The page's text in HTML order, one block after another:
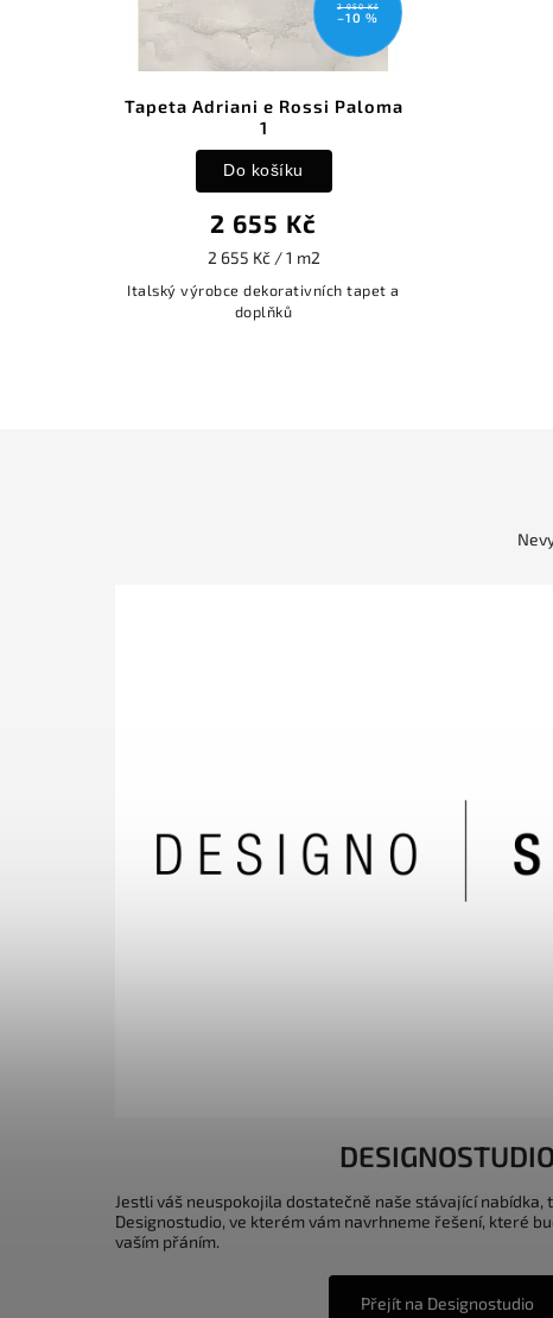
2 950 Kč
–10 %
Tapeta Adriani e Rossi Paloma
1
2 655 Kč
2 655 Kč / 1 m2
Do košíku
Italský výrobce dekorativních tapet a
doplňků
DESIGNOSTUDIO
Jestli váš neuspokojila dostatečně naše stávající nabídka,
Designostudio, ve kterém vám navrhneme řešení, které
vaším přáním.
Přejít na Designostudio